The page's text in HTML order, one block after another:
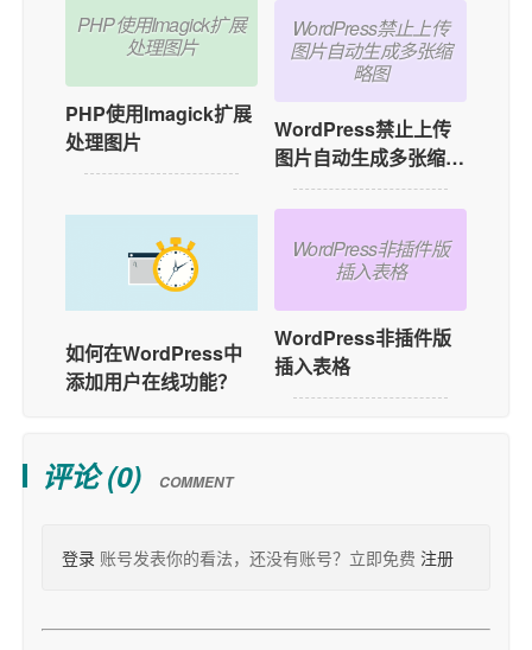
PHP使用Imagick扩展
处理图片
PHP使用Imagick扩展
处理图片
如何在WordPress中
添加用户在线功能？
WordPress禁止上传
图片自动生成多张缩
略图
WordPress禁止上传
图片自动生成多张缩略
WordPress非插件版
插入表格
WordPress非插件版
插入表格
评论 (0) COMMENT
登录 账号发表你的看法，还没有账号？立即免费 注册